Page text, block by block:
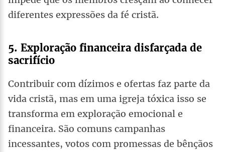
diferentes expressões da fé cristã.
5. Exploração financeira disfarçada de
sacrifício
Contribuir com dízimos e ofertas faz parte da
vida cristã, mas em uma igreja tóxica isso se
transforma em exploração emocional e
financeira. São comuns campanhas
incessantes, votos com promessas de bênçãos